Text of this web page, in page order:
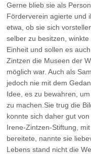
Gerne blieb sie als
Förderverein agierte und
etwa, ob sie sich
selber zu besitzen,
Einheit und sollen es
Zintzen die Museen der
möglich war. Auch als
jedoch nie mit dem
Idee, es zu bewahren,
zu machen.Sie trug die
konnte sich daher gut
Irene-Zintzen-Stiftung,
bereitete, nannte sie
Lebens stand nicht die